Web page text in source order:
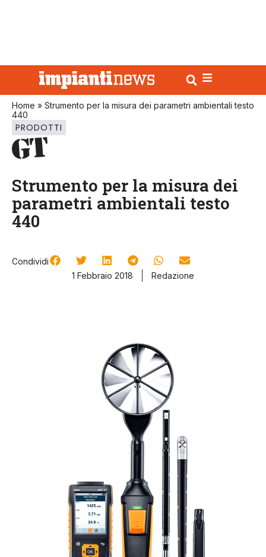
Home » Strumento per la misura dei parametri ambientali testo
440
PRODOTTI
Strumento per la misura dei
parametri ambientali testo
440
Condividi
1 Febbraio 2018
Redazione